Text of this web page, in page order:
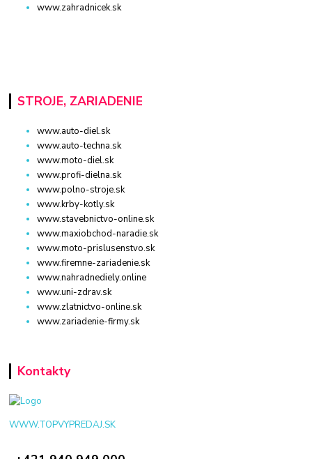
www.zahradnicek.sk
STROJE, ZARIADENIE
www.auto-diel.sk
www.auto-techna.sk
www.moto-diel.sk
www.profi-dielna.sk
www.polno-stroje.sk
www.krby-kotly.sk
www.stavebnictvo-online.sk
www.maxiobchod-naradie.sk
www.moto-prislusenstvo.sk
www.firemne-zariadenie.sk
www.nahradnediely.online
www.uni-zdrav.sk
www.zlatnictvo-online.sk
www.zariadenie-firmy.sk
Kontakty
WWW.TOPVYPREDAJ.SK